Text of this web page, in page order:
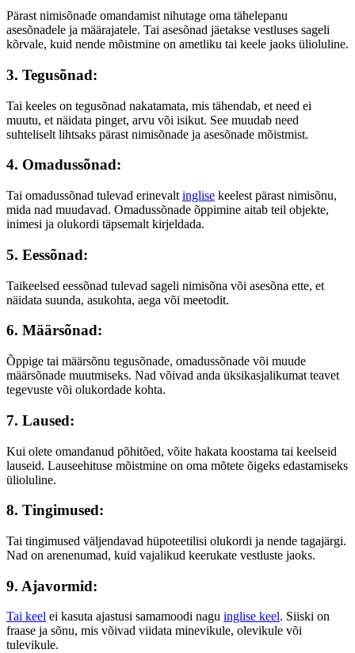
Pärast nimisõnade omandamist nihutage oma tähelepanu
asesõnadele ja määrajatele. Tai asesõnad jäetakse vestluses sageli
kõrvale, kuid nende mõistmine on ametliku tai keele jaoks ülioluline.
3. Tegusõnad:
Tai keeles on tegusõnad nakatamata, mis tähendab, et need ei
muutu, et näidata pinget, arvu või isikut. See muudab need
suhteliselt lihtsaks pärast nimisõnade ja asesõnade mõistmist.
4. Omadussõnad:
Tai omadussõnad tulevad erinevalt inglise keelest pärast nimisõnu,
mida nad muudavad. Omadussõnade õppimine aitab teil objekte,
inimesi ja olukordi täpsemalt kirjeldada.
5. Eessõnad:
Taikeelsed eessõnad tulevad sageli nimisõna või asesõna ette, et
näidata suunda, asukohta, aega või meetodit.
6. Määrsõnad:
Õppige tai määrsõnu tegusõnade, omadussõnade või muude
määrsõnade muutmiseks. Nad võivad anda üksikasjalikumat teavet
tegevuste või olukordade kohta.
7. Laused:
Kui olete omandanud põhitõed, võite hakata koostama tai keelseid
lauseid. Lauseehituse mõistmine on oma mõtete õigeks edastamiseks
ülioluline.
8. Tingimused:
Tai tingimused väljendavad hüpoteetilisi olukordi ja nende tagajärgi.
Nad on arenenumad, kuid vajalikud keerukate vestluste jaoks.
9. Ajavormid:
Tai keel ei kasuta ajastusi samamoodi nagu inglise keel. Siiski on
fraase ja sõnu, mis võivad viidata minevikule, olevikule või
tulevikule.